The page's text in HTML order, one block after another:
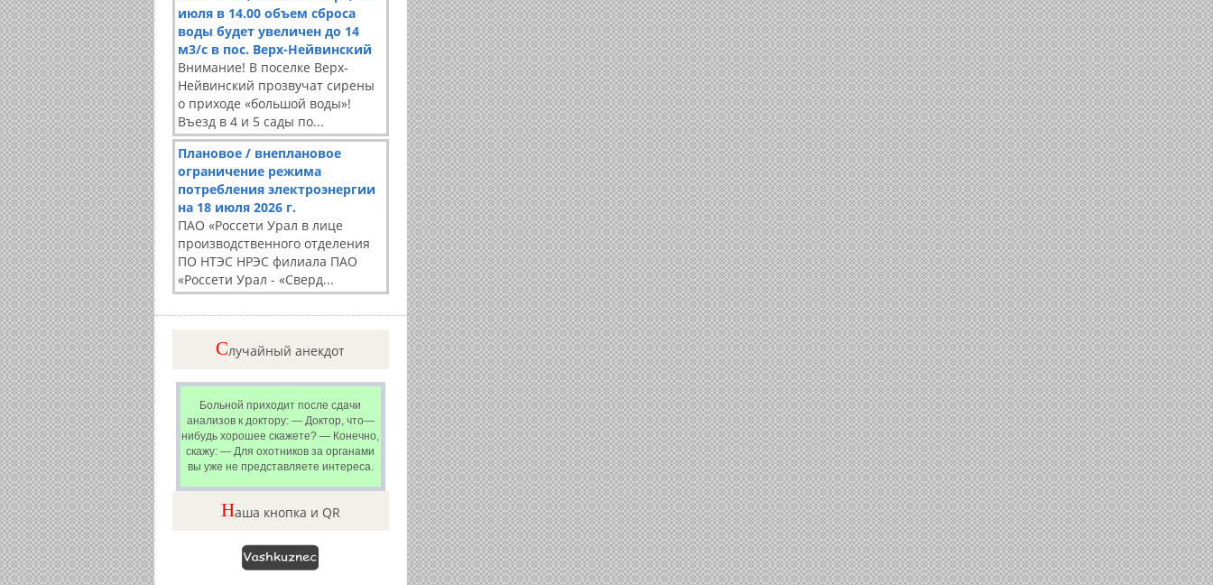
июля в 14.00 объем сброса
воды будет увеличен до 14
м3/с в пос. Верх-Нейвинский
Внимание! В поселке Верх-
Нейвинский прозвучат сирены
о приходе «большой воды»!
Въезд в 4 и 5 сады по...
Плановое / внеплановое
ограничение режима
потребления электроэнергии
на 18 июля 2026 г.
ПАО «Россети Урал в лице
производственного отделения
ПО НТЭС НРЭС филиала ПАО
«Россети Урал - «Сверд...
Cлучайный анекдот
Больной приходит после сдачи
анализов к доктору: — Доктор, что—
нибудь хорошее скажете? — Конечно,
скажу: — Для охотников за органами
вы уже не представляете интереса.
Наша кнопка и QR